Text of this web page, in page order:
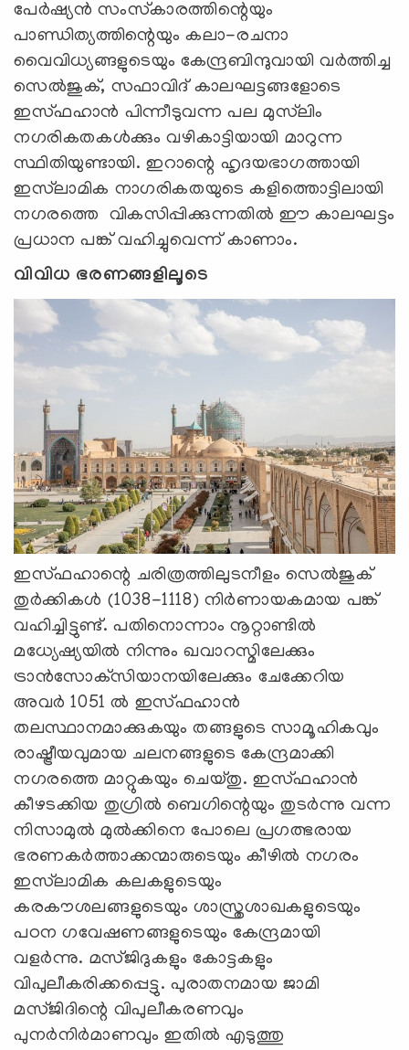
പേര്‍ഷ്യന്‍ സംസ്‌കാരത്തിന്റെയും
പാണ്ഡിത്യത്തിന്റെയും കലാ-രചനാ
വൈവിധ്യങ്ങളുടെയും കേന്ദ്രബിന്ദുവായി വര്‍ത്തിച്ച
സെല്‍ജുക്, സഫാവിദ് കാലഘട്ടങ്ങളോടെ
ഇസ്ഫഹാന്‍ പിന്നീടുവന്ന പല മുസ്‌ലിം
നഗരികതകള്‍ക്കും വഴികാട്ടിയായി മാറുന്ന
സ്ഥിതിയുണ്ടായി. ഇറാന്റെ ഹൃദയഭാഗത്തായി
ഇസ്‍ലാമിക നാഗരികതയുടെ കളിത്തൊട്ടിലായി
നഗരത്തെ വികസിപ്പിക്കുന്നതില്‍ ഈ കാലഘട്ടം
പ്രധാന പങ്ക് വഹിച്ചുവെന്ന് കാണാം.
വിവിധ ഭരണങ്ങളിലൂടെ
ഇസ്ഫഹാന്റെ ചരിത്രത്തിലുടനീളം സെല്‍ജുക്
തുര്‍ക്കികള്‍ (1038-1118) നിര്‍ണായകമായ പങ്ക്
വഹിച്ചിട്ടുണ്ട്. പതിനൊന്നാം നൂറ്റാണ്ടില്‍
മധ്യേഷ്യയില്‍ നിന്നും ഖവാറസ്മിലേക്കും
ട്രാന്‍സോക്‌സിയാനയിലേക്കും ചേക്കേറിയ
അവര്‍ 1051 ല്‍ ഇസ്ഫഹാന്‍
തലസ്ഥാനമാക്കുകയും തങ്ങളുടെ സാമൂഹികവും
രാഷ്ട്രീയവുമായ ചലനങ്ങളുടെ കേന്ദ്രമാക്കി
നഗരത്തെ മാറ്റുകയും ചെയ്തു. ഇസ്ഫഹാന്‍
കീഴടക്കിയ തുഗ്രില്‍ ബെഗിന്റെയും തുടര്‍ന്നു വന്ന
നിസാമുല്‍ മുല്‍ക്കിനെ പോലെ പ്രഗത്ഭരായ
ഭരണകര്‍ത്താക്കന്മാരുടെയും കീഴില്‍ നഗരം
ഇസ്‍ലാമിക കലകളുടെയും
കരകൗശലങ്ങളുടെയും ശാസ്ത്രശാഖകളുടെയും
പഠന ഗവേഷണങ്ങളുടെയും കേന്ദ്രമായി
വളര്‍ന്നു. മസ്ജിദുകളും കോട്ടകളും
വിപുലീകരിക്കപ്പെട്ടു. പുരാതനമായ ജാമി
മസ്ജിദിന്റെ വിപുലീകരണവും
പുനര്‍നിര്‍മാണവും ഇതില്‍ എടുത്തു